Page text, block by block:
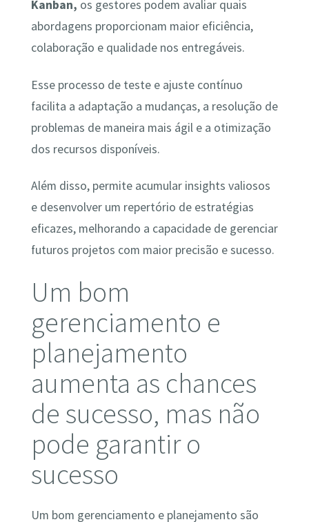
Kanban, os gestores podem avaliar quais
abordagens proporcionam maior eficiência,
colaboração e qualidade nos entregáveis.
Esse processo de teste e ajuste contínuo
facilita a adaptação a mudanças, a resolução de
problemas de maneira mais ágil e a otimização
dos recursos disponíveis.
Além disso, permite acumular insights valiosos
e desenvolver um repertório de estratégias
eficazes, melhorando a capacidade de gerenciar
futuros projetos com maior precisão e sucesso.
Um bom
gerenciamento e
planejamento
aumenta as chances
de sucesso, mas não
pode garantir o
sucesso
Um bom gerenciamento e planejamento são